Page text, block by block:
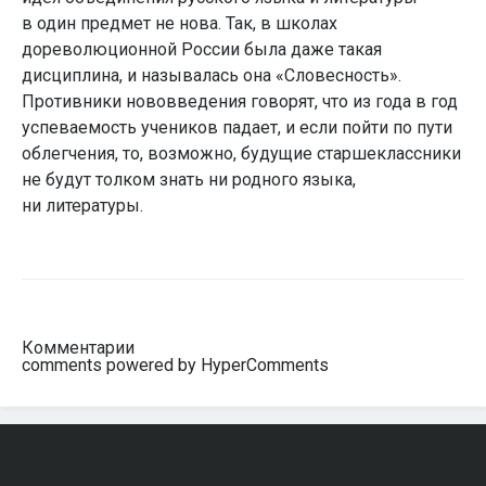
в один предмет не нова. Так, в школах
дореволюционной России была даже такая
дисциплина, и называлась она «Словесность».
Противники нововведения говорят, что из года в год
успеваемость учеников падает, и если пойти по пути
облегчения, то, возможно, будущие старшеклассники
не будут толком знать ни родного языка,
ни литературы.
Комментарии
comments powered by HyperComments